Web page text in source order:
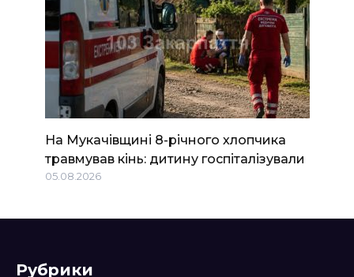
На Мукачівщині 8-річного хлопчика
травмував кінь: дитину госпіталізували
05.08.2026
Рубрики